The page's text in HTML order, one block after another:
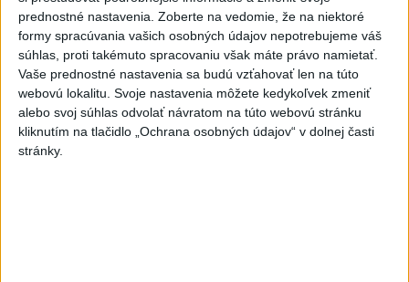
prednostné nastavenia. Zoberte na vedomie, že na niektoré
formy spracúvania vašich osobných údajov nepotrebujeme váš
súhlas, proti takémuto spracovaniu však máte právo namietať.
Vaše prednostné nastavenia sa budú vzťahovať len na túto
webovú lokalitu. Svoje nastavenia môžete kedykoľvek zmeniť
alebo svoj súhlas odvolať návratom na túto webovú stránku
kliknutím na tlačidlo „Ochrana osobných údajov“ v dolnej časti
stránky.
Viac
Najnovšie správy na Teraz.sk